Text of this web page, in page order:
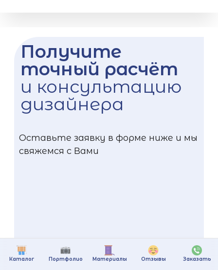
Каталог Портфолио Материалы Отзывы Заказать
Получите
точный расчёт
и консультацию
дизайнера
Оставьте заявку в форме ниже и мы
свяжемся с Вами